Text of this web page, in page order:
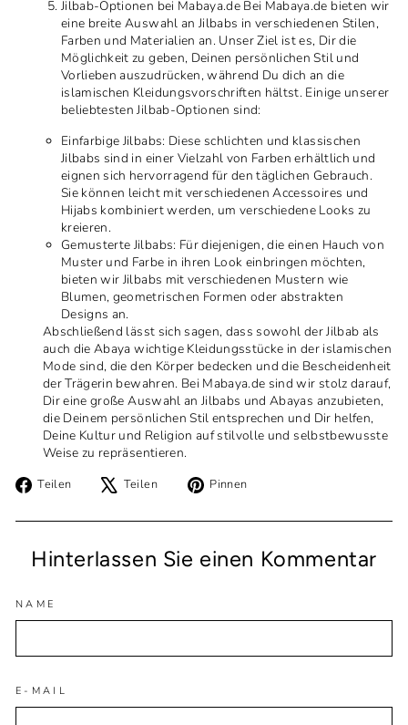
Jilbab-Optionen bei Mabaya.de Bei Mabaya.de bieten wir
eine breite Auswahl an Jilbabs in verschiedenen Stilen,
Farben und Materialien an. Unser Ziel ist es, Dir die
Möglichkeit zu geben, Deinen persönlichen Stil und
Vorlieben auszudrücken, während Du dich an die
islamischen Kleidungsvorschriften hältst. Einige unserer
beliebtesten Jilbab-Optionen sind:
Einfarbige Jilbabs: Diese schlichten und klassischen
Jilbabs sind in einer Vielzahl von Farben erhältlich und
eignen sich hervorragend für den täglichen Gebrauch.
Sie können leicht mit verschiedenen Accessoires und
Hijabs kombiniert werden, um verschiedene Looks zu
kreieren.
Gemusterte Jilbabs: Für diejenigen, die einen Hauch von
Muster und Farbe in ihren Look einbringen möchten,
bieten wir Jilbabs mit verschiedenen Mustern wie
Blumen, geometrischen Formen oder abstrakten
Designs an.
Abschließend lässt sich sagen, dass sowohl der Jilbab als
auch die Abaya wichtige Kleidungsstücke in der islamischen
Mode sind, die den Körper bedecken und die Bescheidenheit
der Trägerin bewahren. Bei Mabaya.de sind wir stolz darauf,
Dir eine große Auswahl an Jilbabs und Abayas anzubieten,
die Deinem persönlichen Stil entsprechen und Dir helfen,
Deine Kultur und Religion auf stilvolle und selbstbewusste
Weise zu repräsentieren.
Teilen
Auf
teilen
Teilen
Auf
twittern
Pinnen
pinnen
Hinterlassen Sie einen Kommentar
NAME
E-MAIL